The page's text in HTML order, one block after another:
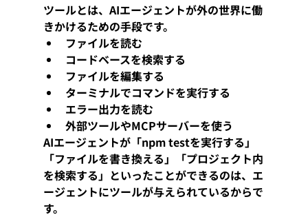
ツールとは、AIエージェントが外の世界に働
きかけるための手段です。
ファイルを読む
コードベースを検索する
ファイルを編集する
ターミナルでコマンドを実行する
エラー出力を読む
外部ツールやMCPサーバーを使う
AIエージェントが「npm testを実行する」
「ファイルを書き換える」「プロジェクト内
を検索する」といったことができるのは、エ
ージェントにツールが与えられているからで
す。